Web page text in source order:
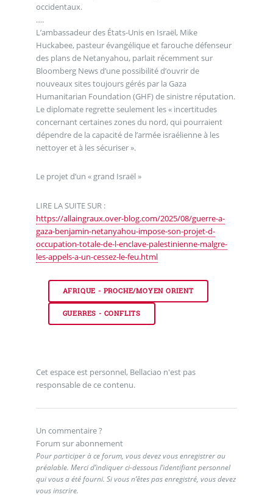
occidentaux.
….
L’ambassadeur des États-Unis en Israël, Mike
Huckabee, pasteur évangélique et farouche défenseur
des plans de Netanyahou, parlait récemment sur
Bloomberg News d’une possibilité d’ouvrir de
nouveaux sites toujours gérés par la Gaza
Humanitarian Foundation (GHF) de sinistre réputation.
Le diplomate regrette seulement les « incertitudes
concernant certaines zones du nord, qui pourraient
dépendre de la capacité de l’armée israélienne à les
nettoyer et à les sécuriser ».
Le projet d’un « grand Israël »
LIRE LA SUITE SUR :
https://allaingraux.over-blog.com/2025/08/guerre-a-
gaza-benjamin-netanyahou-impose-son-projet-d-
occupation-totale-de-l-enclave-palestinienne-malgre-
les-appels-a-un-cessez-le-feu.html
AFRIQUE - PROCHE/MOYEN ORIENT
GUERRES - CONFLITS
Cet espace est personnel, Bellaciao n'est pas
responsable de ce contenu.
Un commentaire ?
Forum sur abonnement
Pour participer à ce forum, vous devez vous enregistrer au
préalable. Merci d’indiquer ci-dessous l’identifiant personnel
qui vous a été fourni. Si vous n’êtes pas enregistré, vous devez
vous inscrire.